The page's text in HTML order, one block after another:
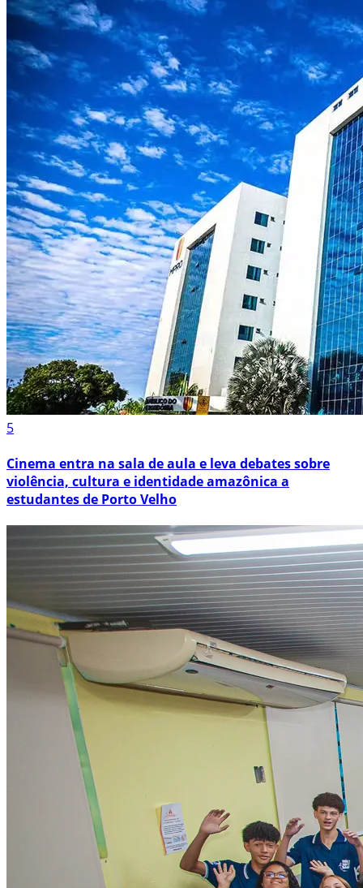
5
Cinema entra na sala de aula e leva debates sobre
violência, cultura e identidade amazônica a
estudantes de Porto Velho